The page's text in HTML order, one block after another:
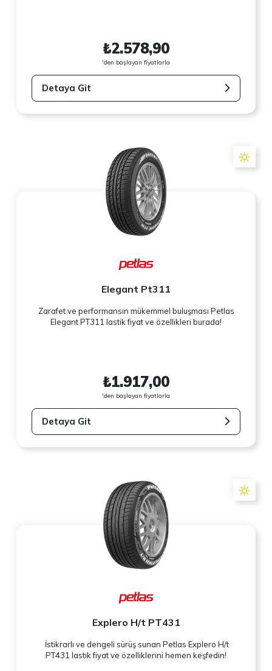
₺2.578,90
'den başlayan fiyatlarla
Detaya Git
Elegant Pt311
Zarafet ve performansın mükemmel buluşması Petlas
Elegant PT311 lastik fiyat ve özellikleri burada!
₺1.917,00
'den başlayan fiyatlarla
Detaya Git
Explero H/t PT431
İstikrarlı ve dengeli sürüş sunan Petlas Explero H/t
PT431 lastik fiyat ve özelliklerini hemen keşfedin!